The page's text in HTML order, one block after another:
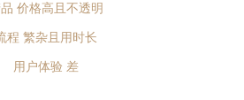
价格高且不透明
程 繁杂且用时长
用户体验 差